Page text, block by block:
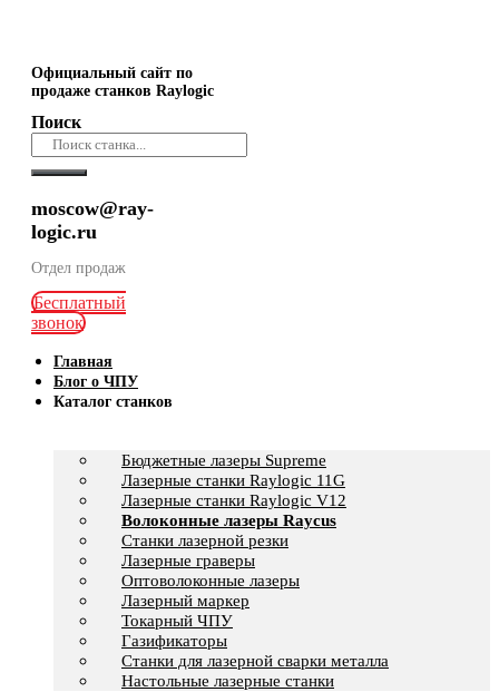
Официальный сайт по
продаже станков Raylogic
Поиск
moscow@ray-
logic.ru
Отдел продаж
Бесплатный
звонок
Главная
Блог о ЧПУ
Каталог станков
Бюджетные лазеры Supreme
Лазерные станки Raylogic 11G
Лазерные станки Raylogic V12
Волоконные лазеры Raycus
Станки лазерной резки
Лазерные граверы
Оптоволоконные лазеры
Лазерный маркер
Токарный ЧПУ
Газификаторы
Cтанки для лазерной сварки металла
Настольные лазерные станки